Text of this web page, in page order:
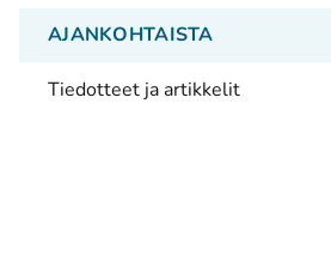
AJANKOHTAISTA
Tiedotteet ja artikkelit